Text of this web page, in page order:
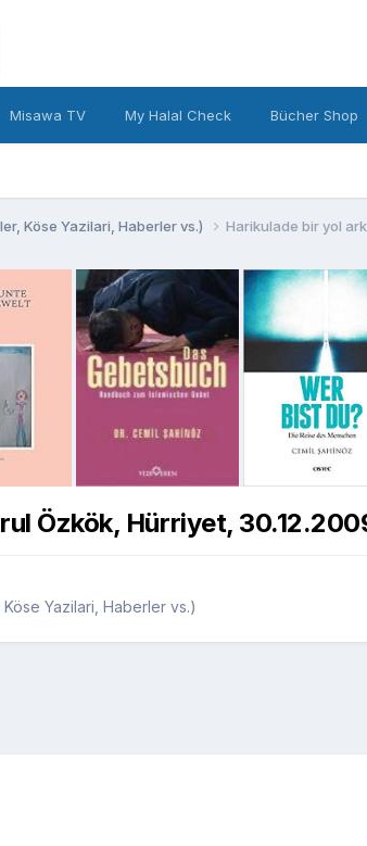
Misawa TV My Halal Check Bücher Shop
Köse Yazilari, Haberler vs.) Harikulade bir yol
Özkök, Hürriyet,
Yazilari, Haberler vs.)